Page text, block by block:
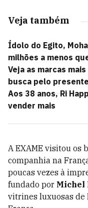
Veja também
Ídolo do Egito,
milhões a menos
Veja as marcas
busca pelo
Aos 38 anos, Ri
vender mais
A EXAME visitou os
companhia na
poucas vezes à
fundado por Michel
vitrines luxuosas de